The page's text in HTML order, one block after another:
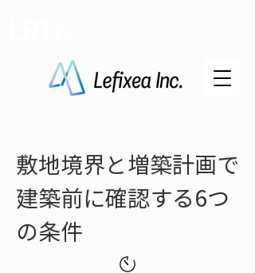
敷地境界と増築計画で
建築前に確認する6つ
の条件